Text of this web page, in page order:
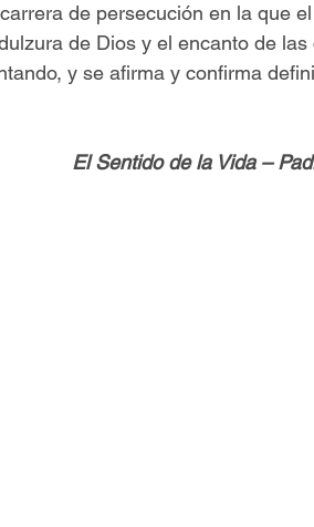
de Paz
de persecución en la que
de Dios y el encanto de
y se afirma y confirma
El Sentido de la Vida –